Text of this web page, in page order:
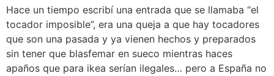
Hace un tiempo escribí una entrada que se llamaba “el
tocador imposible”, era una queja a que hay tocadores
que son una pasada y ya vienen hechos y preparados
sin tener que blasfemar en sueco mientras haces
apaños que para ikea serían ilegales… pero a España no